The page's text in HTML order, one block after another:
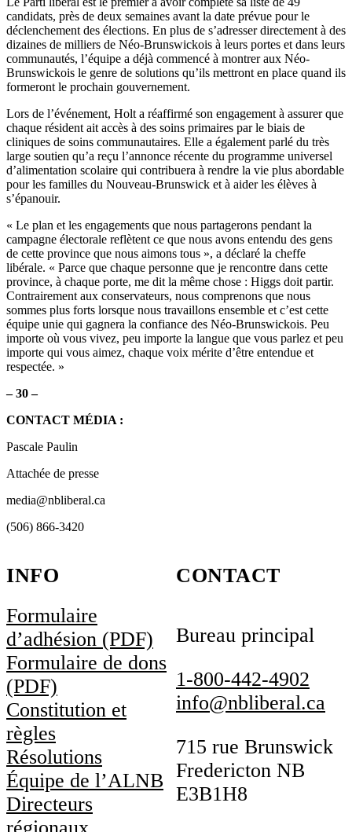
candidats, près de deux semaines avant la date prévue pour le
déclenchement des élections. En plus de s’adresser directement à des
dizaines de milliers de Néo-Brunswickois à leurs portes et dans leurs
communautés, l’équipe a déjà commencé à montrer aux Néo-
Brunswickois le genre de solutions qu’ils mettront en place quand ils
formeront le prochain gouvernement.
Lors de l’événement, Holt a réaffirmé son engagement à assurer que
chaque résident ait accès à des soins primaires par le biais de
cliniques de soins communautaires. Elle a également parlé du très
large soutien qu’a reçu l’annonce récente du programme universel
d’alimentation scolaire qui contribuera à rendre la vie plus abordable
pour les familles du Nouveau-Brunswick et à aider les élèves à
s’épanouir.
« Le plan et les engagements que nous partagerons pendant la
campagne électorale reflètent ce que nous avons entendu des gens
de cette province que nous aimons tous », a déclaré la cheffe
libérale. « Parce que chaque personne que je rencontre dans cette
province, à chaque porte, me dit la même chose : Higgs doit partir.
Contrairement aux conservateurs, nous comprenons que nous
sommes plus forts lorsque nous travaillons ensemble et c’est cette
équipe unie qui gagnera la confiance des Néo-Brunswickois. Peu
importe où vous vivez, peu importe la langue que vous parlez et peu
importe qui vous aimez, chaque voix mérite d’être entendue et
respectée. »
– 30 –
CONTACT MÉDIA :
Pascale Paulin
Attachée de presse
media@nbliberal.ca
(506) 866-3420
CONTACT
Bureau principal
1-800-442-4902
info@nbliberal.ca
715 rue Brunswick
Fredericton NB
E3B1H8
INFO
Formulaire
d’adhésion (PDF)
Formulaire de dons
(PDF)
Constitution et
règles
Résolutions
Équipe de l’ALNB
Directeurs